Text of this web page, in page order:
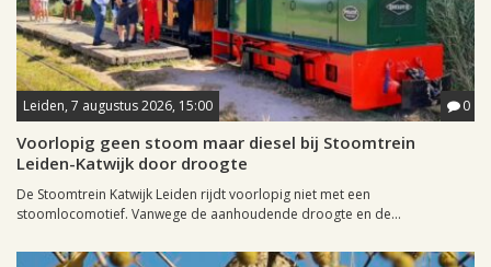
Leiden, 7 augustus 2026, 15:00 0
Voorlopig geen stoom maar diesel bij Stoomtrein
Leiden-Katwijk door droogte
De Stoomtrein Katwijk Leiden rijdt voorlopig niet met een
stoomlocomotief. Vanwege de aanhoudende droogte en de...